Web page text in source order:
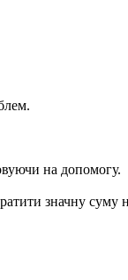
на допомогу.
значну суму